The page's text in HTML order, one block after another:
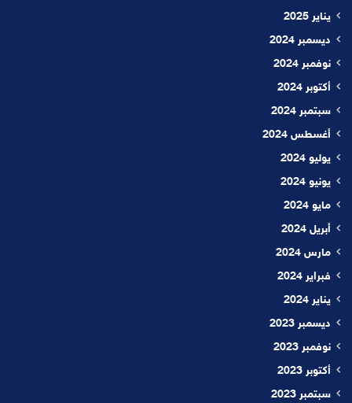
يناير 2025
ديسمبر 2024
نوفمبر 2024
أكتوبر 2024
سبتمبر 2024
أغسطس 2024
يوليو 2024
يونيو 2024
مايو 2024
أبريل 2024
مارس 2024
فبراير 2024
يناير 2024
ديسمبر 2023
نوفمبر 2023
أكتوبر 2023
سبتمبر 2023